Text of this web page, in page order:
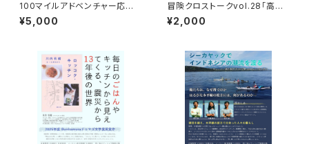
100マイルアドベンチャー応援
企画 9月13日トーク＆100マ
イルの歴史ZINE贈呈
¥5,000
冒険クロストークvol.28「高野
秀行の旅の流儀」録画視聴権
¥2,000